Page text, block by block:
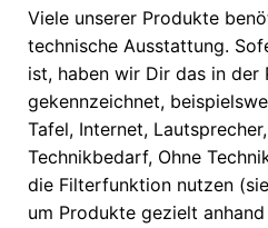
Viele unserer Produkte
technische Ausstattung.
ist, haben wir Dir das in der
gekennzeichnet,
Tafel, Internet,
Technikbedarf, Ohne
die Filterfunktion nutzen
um Produkte gezielt